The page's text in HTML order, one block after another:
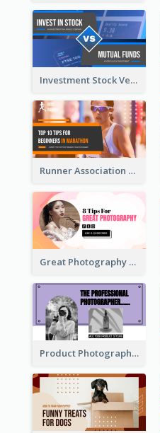
Investment Stock Versus YouTube Cover Thumbnail Design
Runner Association Tips YouTube Cover Design Idea
Great Photography YouTube Thumbnail Design
Product Photography YouTube Thumbnail Design